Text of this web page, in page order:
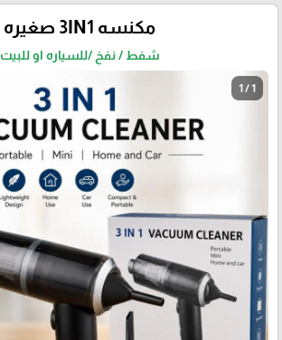
مكنسه 3IN1 صغيره
شفط / نفخ /للسياره او للبيت
1 / 1